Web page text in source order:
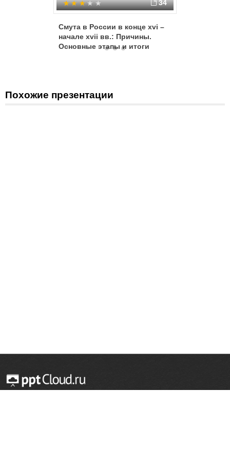
34
Смута в России в конце xvi –
начале xvii вв.: Причины.
Основные этапы и итоги
Похожие презентации